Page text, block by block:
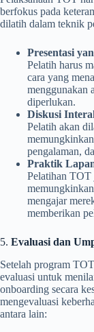
berfokus pada
dilatih dalam teknik
Presentasi
Pelatih harus
cara yang
menggunakan
diperlukan.
Diskusi
Pelatih akan
pengalaman,
Praktik
Pelatihan TOT
mengajar
memberikan
5. Evaluasi dan
Setelah program
evaluasi untuk
onboarding secara
mengevaluasi
antara lain: